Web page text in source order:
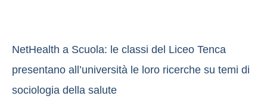
NetHealth a Scuola: le classi del Liceo Tenca
presentano all’università le loro ricerche su temi di
sociologia della salute